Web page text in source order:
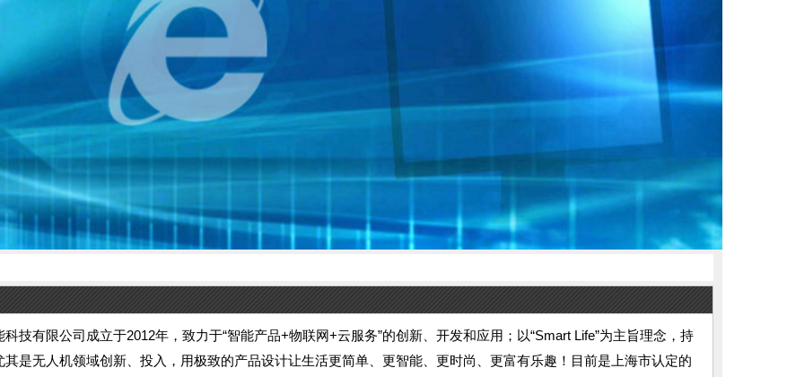
科技有限公司成立于2012年，致力于“智能产品+物联网+云服务”的创新、开发和应用；以“Smart Life”为主旨理念，持
其是无人机领域创新、投入，用极致的产品设计让生活更简单、更智能、更时尚、更富有乐趣！目前是上海市认定的